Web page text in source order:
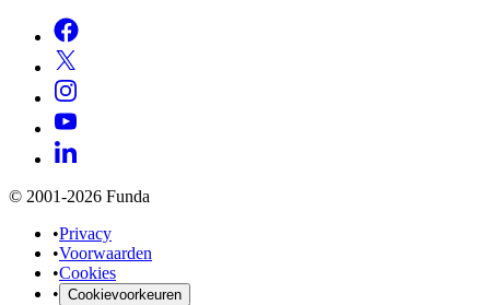
© 2001-2026 Funda
•Privacy
•Voorwaarden
•Cookies
• Cookievoorkeuren